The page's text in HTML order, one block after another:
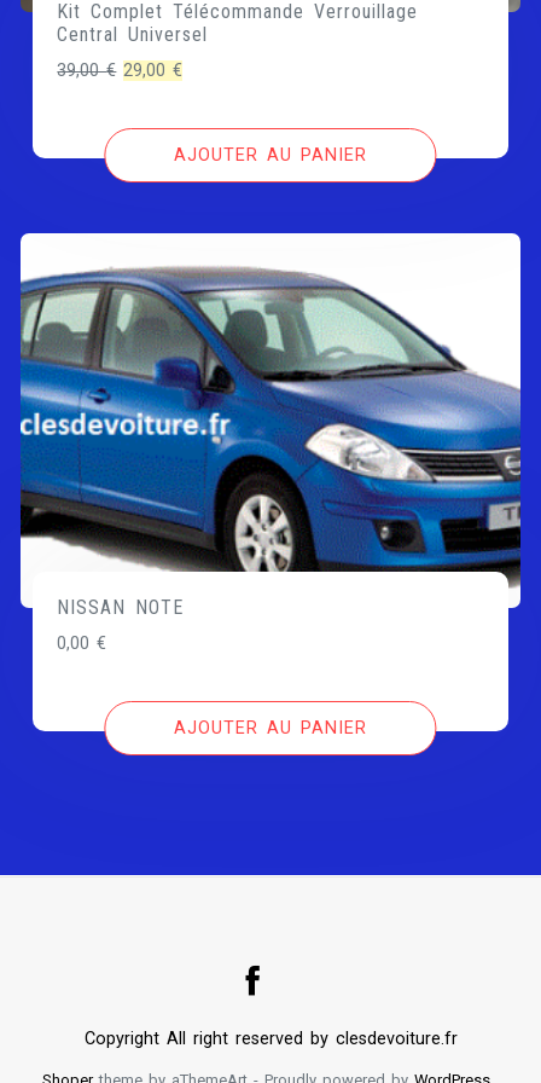
Kit Complet Télécommande Verrouillage
Central Universel
39,00€ Le
initial
29,00€
actuel
est :
AJOUTER AU PANIER
NISSAN NOTE
0,00€
AJOUTER AU PANIER
Copyright All right reserved by clesdevoiture.fr